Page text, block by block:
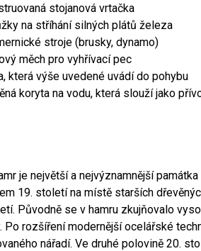
stojanová vrtačka
na stříhání silných plátů železa
stroje (brusky, dynamo)
měch pro vyhřívací pec
která výše uvedené uvádí do pohybu
koryta na vodu, která slouží jako
je největší a nejvýznamnější
19. století na místě starších
Původně se v hamru zkujňovalo
Po rozšíření modernější ocelářské
nářadí. Ve druhé polovině 20.